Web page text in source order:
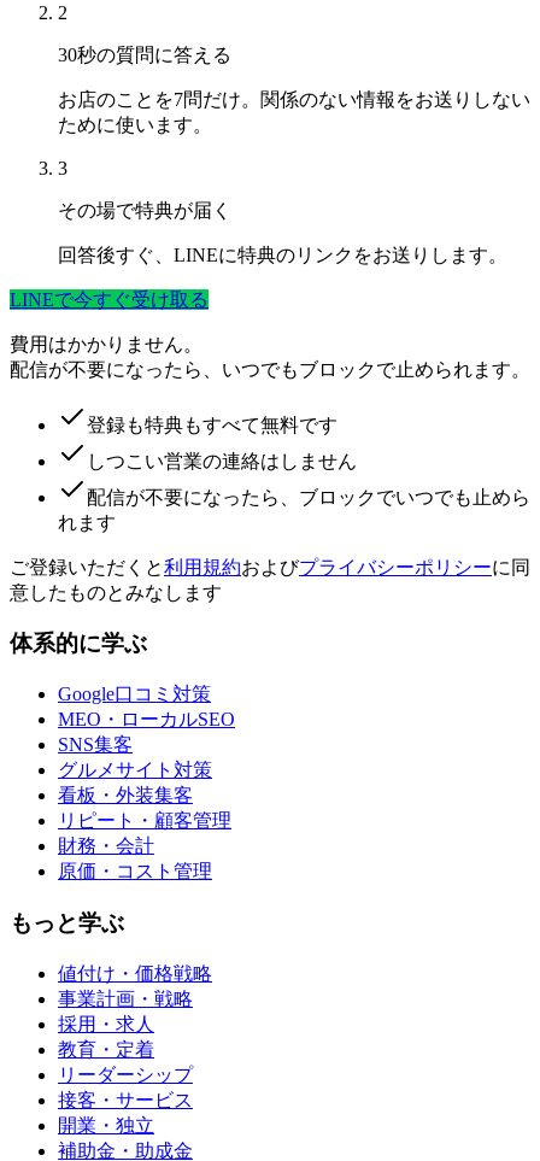
2
30秒の質問に答える
お店のことを7問だけ。関係のない情報をお送りしない
ために使います。
3
その場で特典が届く
回答後すぐ、LINEに特典のリンクをお送りします。
LINEで今すぐ受け取る
費用はかかりません。
配信が不要になったら、いつでもブロックで止められます。
登録も特典もすべて無料です
しつこい営業の連絡はしません
配信が不要になったら、ブロックでいつでも止めら
れます
ご登録いただくと利用規約およびプライバシーポリシーに同
意したものとみなします
体系的に学ぶ
Google口コミ対策
MEO・ローカルSEO
SNS集客
グルメサイト対策
看板・外装集客
リピート・顧客管理
財務・会計
原価・コスト管理
もっと学ぶ
値付け・価格戦略
事業計画・戦略
採用・求人
教育・定着
リーダーシップ
接客・サービス
開業・独立
補助金・助成金